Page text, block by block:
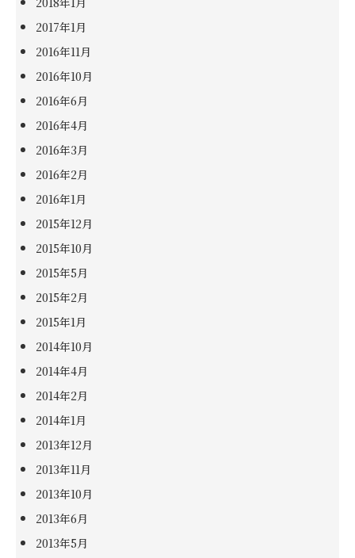
2017年1月
2016年11月
2016年10月
2016年6月
2016年4月
2016年3月
2016年2月
2016年1月
2015年12月
2015年10月
2015年5月
2015年2月
2015年1月
2014年10月
2014年4月
2014年2月
2014年1月
2013年12月
2013年11月
2013年10月
2013年6月
2013年5月